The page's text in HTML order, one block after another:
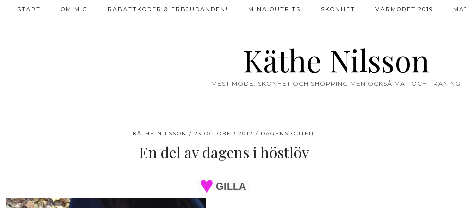
Käthe Nilsson
MEST MODE, SKÖNHET OCH SHOPPING MEN OCKSÅ MAT OCH TRÄNING
START OM MIG RABATTKODER & ERBJUDANDEN! MINA OUTFITS SKÖNHET VÅRMODET 2019
KÄTHE NILSSON 23 OCTOBER 2012 DAGENS OUTFIT
En del av dagens i höstlöv
GILLA